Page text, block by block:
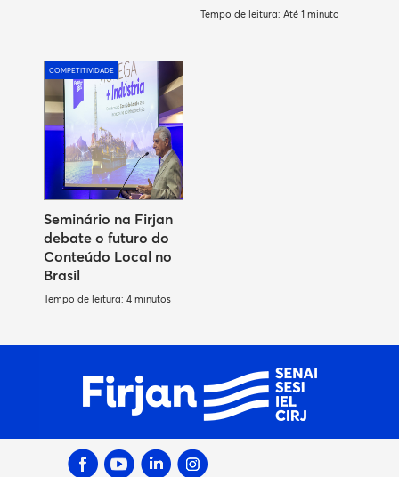
Tempo de leitura: Até 1 minuto
COMPETITIVIDADE
Seminário na Firjan
debate o futuro do
Conteúdo Local no
Brasil
Tempo de leitura: 4 minutos